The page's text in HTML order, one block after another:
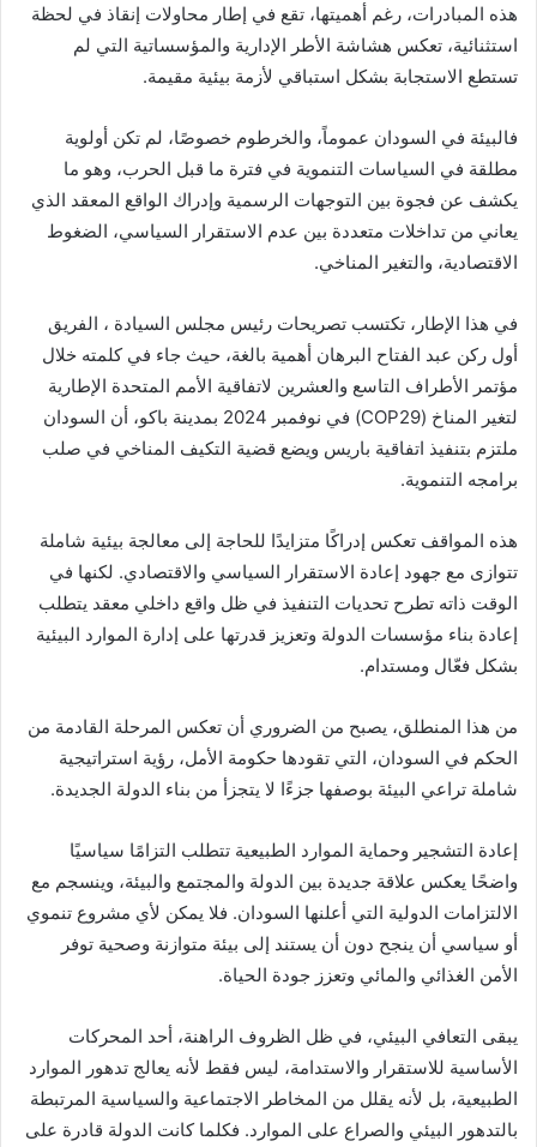
هذه المبادرات، رغم أهميتها، تقع في إطار محاولات إنقاذ في لحظة
استثنائية، تعكس هشاشة الأطر الإدارية والمؤسساتية التي لم
تستطع الاستجابة بشكل استباقي لأزمة بيئية مقيمة.
فالبيئة في السودان عموماً، والخرطوم خصوصًا، لم تكن أولوية
مطلقة في السياسات التنموية في فترة ما قبل الحرب، وهو ما
يكشف عن فجوة بين التوجهات الرسمية وإدراك الواقع المعقد الذي
يعاني من تداخلات متعددة بين عدم الاستقرار السياسي، الضغوط
الاقتصادية، والتغير المناخي.
في هذا الإطار، تكتسب تصريحات رئيس مجلس السيادة ، الفريق
أول ركن عبد الفتاح البرهان أهمية بالغة، حيث جاء في كلمته خلال
مؤتمر الأطراف التاسع والعشرين لاتفاقية الأمم المتحدة الإطارية
لتغير المناخ (COP29) في نوفمبر 2024 بمدينة باكو، أن السودان
ملتزم بتنفيذ اتفاقية باريس ويضع قضية التكيف المناخي في صلب
برامجه التنموية.
هذه المواقف تعكس إدراكًا متزايدًا للحاجة إلى معالجة بيئية شاملة
تتوازى مع جهود إعادة الاستقرار السياسي والاقتصادي. لكنها في
الوقت ذاته تطرح تحديات التنفيذ في ظل واقع داخلي معقد يتطلب
إعادة بناء مؤسسات الدولة وتعزيز قدرتها على إدارة الموارد البيئية
بشكل فعّال ومستدام.
من هذا المنطلق، يصبح من الضروري أن تعكس المرحلة القادمة من
الحكم في السودان، التي تقودها حكومة الأمل، رؤية استراتيجية
شاملة تراعي البيئة بوصفها جزءًا لا يتجزأ من بناء الدولة الجديدة.
إعادة التشجير وحماية الموارد الطبيعية تتطلب التزامًا سياسيًا
واضحًا يعكس علاقة جديدة بين الدولة والمجتمع والبيئة، وينسجم مع
الالتزامات الدولية التي أعلنها السودان. فلا يمكن لأي مشروع تنموي
أو سياسي أن ينجح دون أن يستند إلى بيئة متوازنة وصحية توفر
الأمن الغذائي والمائي وتعزز جودة الحياة.
يبقى التعافي البيئي، في ظل الظروف الراهنة، أحد المحركات
الأساسية للاستقرار والاستدامة، ليس فقط لأنه يعالج تدهور الموارد
الطبيعية، بل لأنه يقلل من المخاطر الاجتماعية والسياسية المرتبطة
بالتدهور البيئي والصراع على الموارد. فكلما كانت الدولة قادرة على